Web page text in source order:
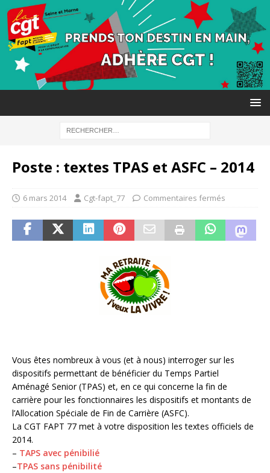
Poste : textes TPAS et ASFC – 2014
6 mars 2014 Cgt-fapt_77 Commentaires fermés
Vous êtes nombreux à vous (et à nous) interroger sur les
dispositifs permettant de bénéficier du Temps Partiel
Aménagé Senior (TPAS) et, en ce qui concerne la fin de
carrière pour les fonctionnaires les dispositifs et montants de
l’Allocation Spéciale de Fin de Carrière (ASFC).
La CGT FAPT 77 met à votre disposition les textes officiels de
2014.
– TAPS avec pénibilié
–TPAS sans pénibilité